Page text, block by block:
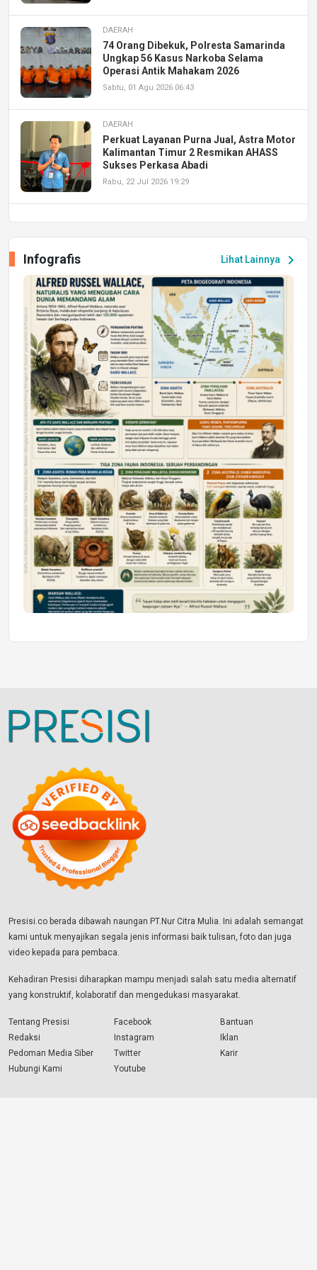
DAERAH
74 Orang Dibekuk, Polresta Samarinda
Ungkap 56 Kasus Narkoba Selama
Operasi Antik Mahakam 2026
Sabtu, 01 Agu 2026 06:43
DAERAH
Perkuat Layanan Purna Jual, Astra Motor
Kalimantan Timur 2 Resmikan AHASS
Sukses Perkasa Abadi
Rabu, 22 Jul 2026 19:29
Peluang Kerja dan Magang
Jumat, 17 Jul 2026 22:30
DAERAH
Astra Motor Kalimantan Timur 2 Dukung
Mahasiswa Samarinda dalam Astra
Honda SDGs Future Leaders 2026
Jumat, 10 Jul 2026 19:01
Lihat Lainnya chevron_right
Infografis
Presisi.co berada dibawah naungan PT.Nur Citra Mulia. Ini adalah semangat
kami untuk menyajikan segala jenis informasi baik tulisan, foto dan juga
video kepada para pembaca.
Kehadiran Presisi diharapkan mampu menjadi salah satu media alternatif
yang konstruktif, kolaboratif dan mengedukasi masyarakat.
Tentang Presisi
Redaksi
Pedoman Media Siber
Hubungi Kami
Facebook
Instagram
Twitter
Youtube
Bantuan
Iklan
Karir